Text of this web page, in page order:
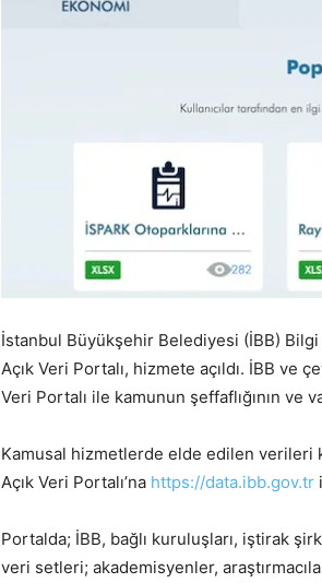
İstanbul Büyükşehir Belediyesi (İBB) Bilgi
Açık Veri Portalı, hizmete açıldı. İBB ve
Veri Portalı ile kamunun şeffaflığının ve
Kamusal hizmetlerde elde edilen verileri
Açık Veri Portalı’na https://data.ibb.gov.tr
Portalda; İBB, bağlı kuruluşları, iştirak
veri setleri; akademisyenler,